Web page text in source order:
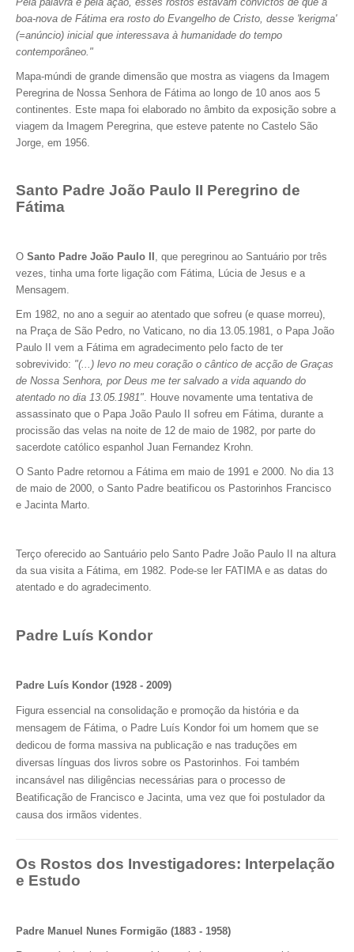
boa-nova de Fátima era rosto do Evangelho de Cristo, desse 'kerigma'
(=anúncio) inicial que interessava à humanidade do tempo
contemporâneo."
Mapa-múndi de grande dimensão que mostra as viagens da Imagem
Peregrina de Nossa Senhora de Fátima ao longo de 10 anos aos 5
continentes. Este mapa foi elaborado no âmbito da exposição sobre a
viagem da Imagem Peregrina, que esteve patente no Castelo São
Jorge, em 1956.
Santo Padre João Paulo II Peregrino de
Fátima
O Santo Padre João Paulo II , que peregrinou ao Santuário por três
vezes, tinha uma forte ligação com Fátima, Lúcia de Jesus e a
Mensagem.
Em 1982, no ano a seguir ao atentado que sofreu (e quase morreu),
na Praça de São Pedro, no Vaticano, no dia 13.05.1981, o Papa João
Paulo II vem a Fátima em agradecimento pelo facto de ter
sobrevivido: "(...) levo no meu coração o cântico de acção de Graças
de Nossa Senhora, por Deus me ter salvado a vida aquando do
atentado no dia 13.05.1981". Houve novamente uma tentativa de
assassinato que o Papa João Paulo II sofreu em Fátima, durante a
procissão das velas na noite de 12 de maio de 1982, por parte do
sacerdote católico espanhol Juan Fernandez Krohn.
O Santo Padre retornou a Fátima em maio de 1991 e 2000. No dia 13
de maio de 2000, o Santo Padre beatificou os Pastorinhos Francisco
e Jacinta Marto.
Terço oferecido ao Santuário pelo Santo Padre João Paulo II na altura
da sua visita a Fátima, em 1982. Pode-se ler FATIMA e as datas do
atentado e do agradecimento.
Padre Luís Kondor
Padre Luís Kondor (1928 - 2009)
Figura essencial na consolidação e promoção da história e da
mensagem de Fátima, o Padre Luís Kondor foi um homem que se
dedicou de forma massiva na publicação e nas traduções em
diversas línguas dos livros sobre os Pastorinhos. Foi também
incansável nas diligências necessárias para o processo de
Beatificação de Francisco e Jacinta, uma vez que foi postulador da
causa dos irmãos videntes.
Os Rostos dos Investigadores: Interpelação
e Estudo
Padre Manuel Nunes Formigão (1883 - 1958)